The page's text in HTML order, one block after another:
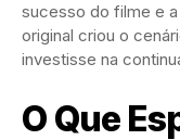
sucesso do filme e
original criou o
investisse na
O Que